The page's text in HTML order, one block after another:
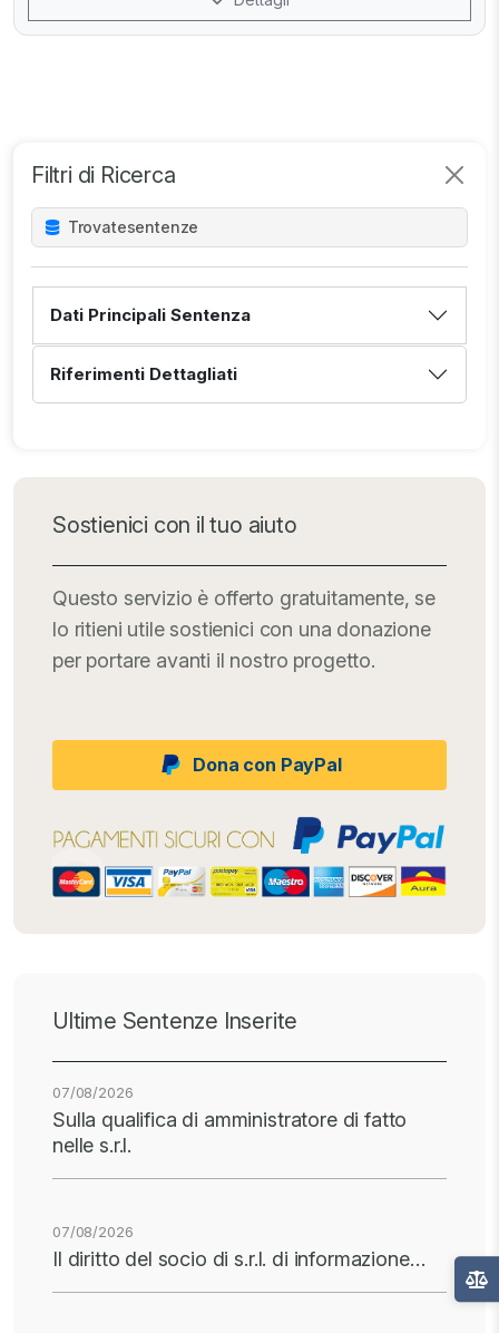
Filtri di Ricerca
Trovatesentenze
Dati Principali Sentenza
Riferimenti Dettagliati
Sostienici con il tuo aiuto
Questo servizio è offerto gratuitamente, se
lo ritieni utile sostienici con una donazione
per portare avanti il nostro progetto.
Dona con PayPal
Ultime Sentenze Inserite
07/08/2026
Sulla qualifica di amministratore di fatto
nelle s.r.l.
07/08/2026
Il diritto del socio di s.r.l. di informazione…